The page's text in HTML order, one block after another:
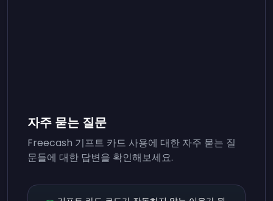
자주 묻는 질문
Freecash 기프트 카드 사용에 대한 자주 묻는 질
문들에 대한 답변을 확인해보세요.